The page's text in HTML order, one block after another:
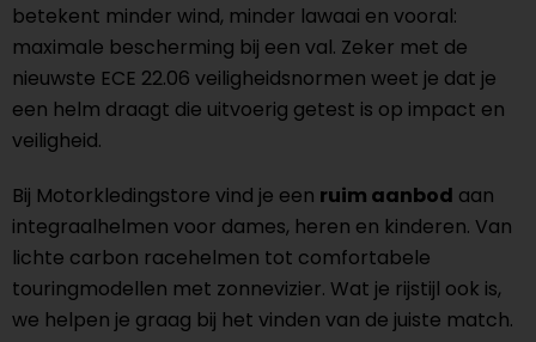
betekent minder wind, minder lawaai en vooral:
maximale bescherming bij een val. Zeker met de
nieuwste ECE 22.06 veiligheidsnormen weet je dat je
een helm draagt die uitvoerig getest is op impact en
veiligheid.
Bij Motorkledingstore vind je een ruim aanbod aan
integraalhelmen voor dames, heren en kinderen. Van
lichte carbon racehelmen tot comfortabele
touringmodellen met zonnevizier. Wat je rijstijl ook is,
we helpen je graag bij het vinden van de juiste match.